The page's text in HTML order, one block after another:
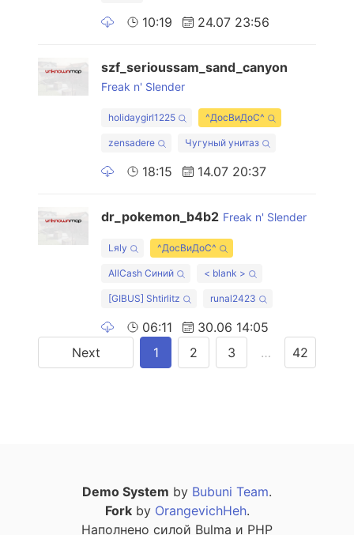
10:19 24.07 23:56
szf_serioussam_sand_canyon
Freak n' Slender
holidaygirl1225 ^ДосВиДоС^
zensadere Чугуный унитаз
18:15 14.07 20:37
dr_pokemon_b4b2 Freak n' Slender
Lяly ^ДосВиДоС^
AllCash Синий < blank >
[GIBUS] Shtirlitz runal2423
06:11
30.06 14:05
Next
1 2 3 … 42
Demo System by Bubuni Team.
Forkby OrangevichHeh.
Наполнено силой Bulma и PHP